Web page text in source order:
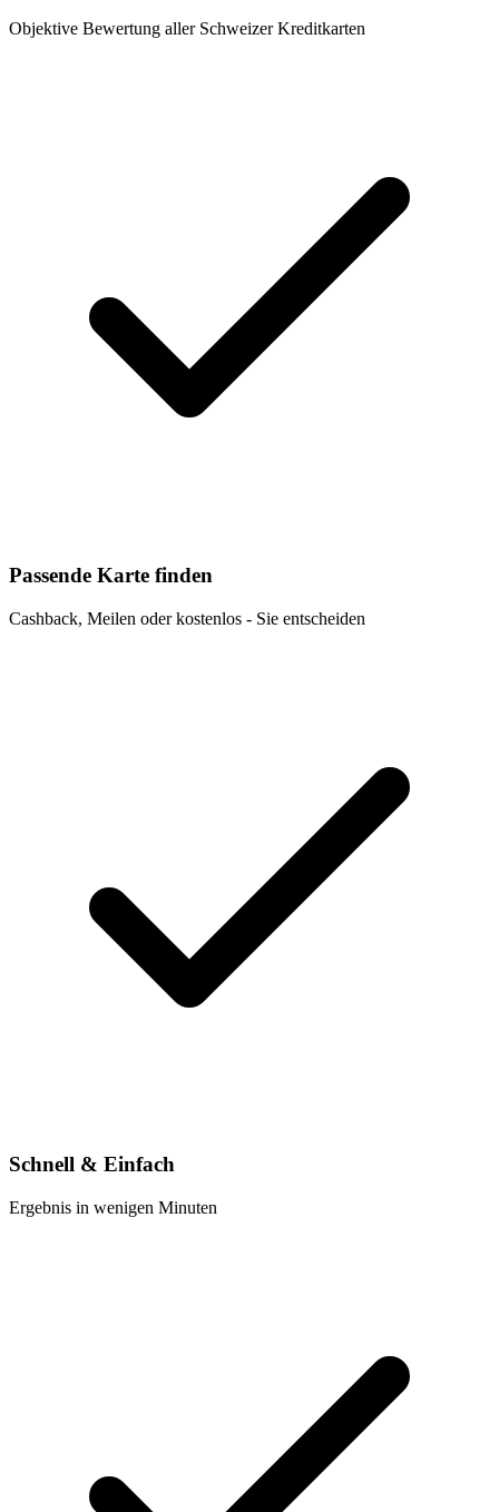
Objektive Bewertung aller Schweizer Kreditkarten
Passende Karte finden
Cashback, Meilen oder kostenlos - Sie entscheiden
Schnell & Einfach
Ergebnis in wenigen Minuten